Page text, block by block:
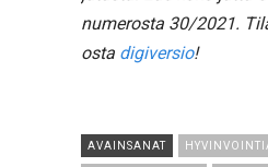
numerosta 30/2021.
osta digiversio!
AVAINSANAT